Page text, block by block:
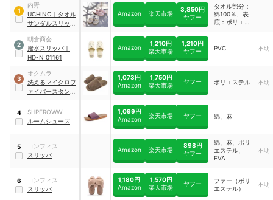
1
内野
UCHINO ｜ タオル
サンダルスリッパ
Amazon 楽天市場
3,850円
ヤフー
タオル部分：
綿100％、表
底：ポリエス
2
朝倉商会
撥水スリッパ ｜
HD-N 01161
Amazon
1,210円
楽天市場
1,210円
ヤフー
PVC 不明
3
オクムラ
洗えるマイクロフ
ァイバースタンダ
1,073円
Amazon
1,750円
楽天市場
ヤフー ポリエステル 不明
4
SHPEROWW
ルームシューズ
1,099円
Amazon
楽天市場 ヤフー 綿、麻
5
コンフィス
スリッパ
Amazon 楽天市場
898円
ヤフー
綿、麻、ポリ
エステル、
EVA
不明
6
コンフィス
スリッパ
1,180円
Amazon
1,570円
楽天市場
ヤフー
ファー（ポリ
エステル）
不明